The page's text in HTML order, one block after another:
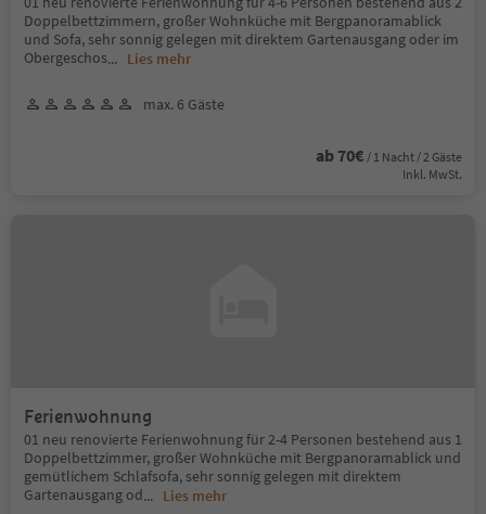
Doppelbettzimmern, großer Wohnküche mit Bergpanoramablick
und Sofa, sehr sonnig gelegen mit direktem Gartenausgang oder im
Obergeschos... Lies mehr
max. 6 Gäste
ab 70€ / 1 Nacht / 2 Gäste
Inkl. MwSt.
Ferienwohnung
01 neu renovierte Ferienwohnung für 2-4 Personen bestehend aus 1
Doppelbettzimmer, großer Wohnküche mit Bergpanoramablick und
gemütlichem Schlafsofa, sehr sonnig gelegen mit direktem
Gartenausgang od... Lies mehr